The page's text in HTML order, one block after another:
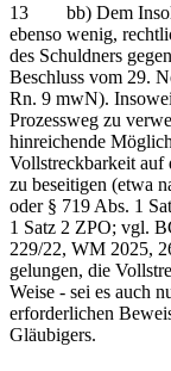
13 bb) Dem
ebenso wenig,
des Schuldners
Beschluss vom 29.
Rn. 9 mwN).
Prozessweg zu
hinreichende
Vollstreckbarkeit auf
zu beseitigen (etwa
oder § 719 Abs. 1
1 Satz 2 ZPO; vgl.
229/22, WM 2025,
gelungen, die
Weise - sei es auch
erforderlichen
Gläubigers.